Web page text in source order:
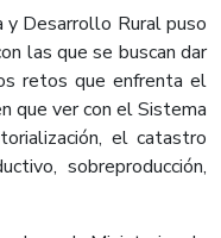
Desarrollo Rural puso
las que se buscan dar
retos que enfrenta el
que ver con el Sistema
el catastro
sobreproducción,